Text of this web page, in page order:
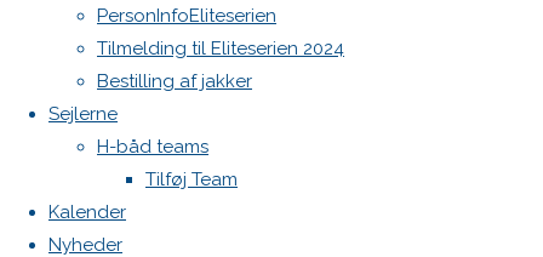
PersonInfoEliteserien
Tilmelding til Eliteserien 2024
Bestilling af jakker
Sejlerne
H-båd teams
Tilføj Team
Kalender
Nyheder
markeret
med*
Comment